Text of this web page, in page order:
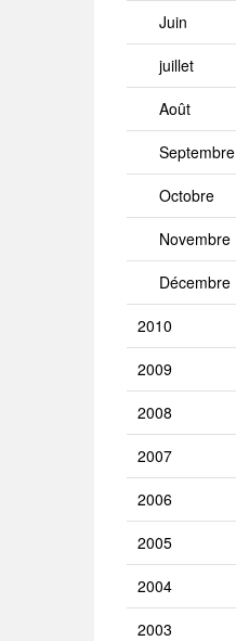
Juin
juillet
Août
Septembre
Octobre
Novembre
Décembre
2010
2009
2008
2007
2006
2005
2004
2003